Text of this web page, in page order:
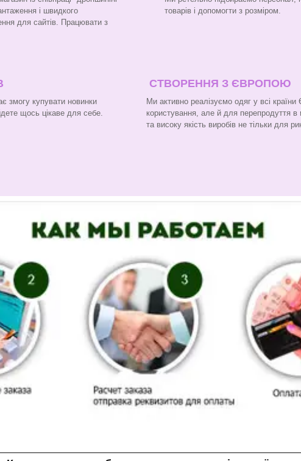
і швидкого
для сайтів. Працювати з
товарів і допомогти з розміром.
змогу купувати новинки
щось цікаве для себе.
СТВОРЕННЯ З ЄВРОПОЮ
Ми активно реалізуємо одяг у всі
користування, але й для перепродуття в
та високу якість виробів не тільки для